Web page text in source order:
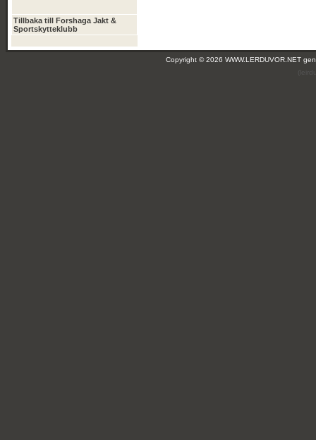
Tillbaka till Forshaga Jakt &
Sportskytteklubb
Copyright © 2026 WWW.LERDUVOR.NET